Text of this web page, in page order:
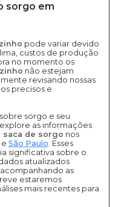
sorgo em
pode variar devido
custos de produção
no momento os
não estejam
revisando nossas
precisos e
sorgo e seu
as informações
saca de sorgo nos
e São Paulo. Esses
significativa sobre o
atualizados
as
estaremos
mais recentes para